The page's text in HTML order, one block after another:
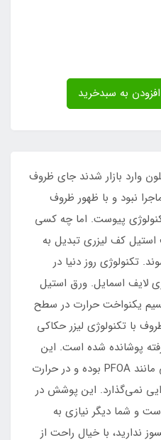
وارد بازار شدند جای ظروف
نبود و با ظهور ظروف
پیوست. اما چه کسی
کف لیزری تبدیل به
تکنولوژی روز دنیا در
لایف اسمایل. ورق استیل
یکنواخت حرارت در سطح
با تکنولوژی لیزر حکاکی
پوشانده شده است. این
پوشش فاقد هرگونه مواد سمی مانند PFOA بوده و در حرارت
نمی‌گذارد. این پوشش در
و شما دیگر نیازی به
ندارید، با خیال راحت از